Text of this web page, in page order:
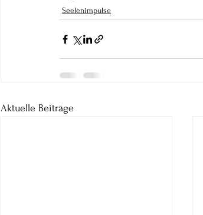
Seelenimpulse
Aktuelle Beiträge